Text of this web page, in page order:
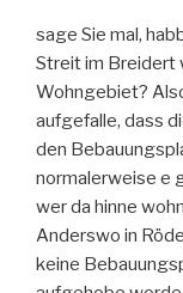
sage Sie mal,
Streit im Breidert
Wohngebiet?
aufgefalle, dass
den
normalerweise e
wer da hinne
Anderswo in
keine